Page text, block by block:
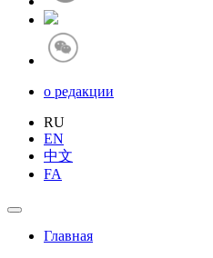
о редакции
RU
EN
中文
FA
Главная